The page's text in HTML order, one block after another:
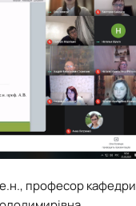
професор кафедри